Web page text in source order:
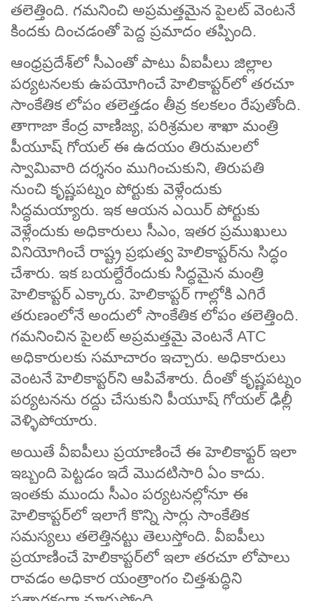
తలెత్తింది. గమనించి అప్రమత్తమైన పైలట్‌ వెంటనే
కిందకు దించడంతో పెద్ద ప్రమాదం తప్పింది.
ఆంధ్రప్రదేశ్‌లో సీఎంతో పాటు వీఐపీలు జిల్లాల
పర్యటనలకు ఉపయోగించే హెలికాప్టర్‌లో తరచూ
సాంకేతిక లోపం తలెత్తడం తీవ్ర కలకలం రేపుతోంది.
తాగాజా కేంద్ర వాణిజ్య, పరిశ్రమల శాఖా మంత్రి
పీయూష్ గోయల్ ఈ ఉదయం తిరుమలలో
స్వామివారి దర్శనం ముగించుకుని, తిరుపతి
నుంచి కృష్ణపట్నం పోర్టుకు వెళ్లేందుకు
సిద్ధమయ్యారు. ఇక ఆయన ఎయిర్‌ పోర్టుకు
వెళ్లేందుకు అధికారులు సీఎం, ఇతర ప్రముఖులు
వినియోగించే రాష్ట్ర ప్రభుత్వ హెలికాప్టర్‌ను సిద్ధం
చేశారు. ఇక బయల్దేరేందుకు సిద్ధమైన మంత్రి
హెలికాప్టర్ ఎక్కారు. హెలికాప్టర్‌ గాల్లోకి ఎగిరే
తరుణంలోనే అందులో సాంకేతిక లోపం తలెత్తింది.
గమనించిన పైలట్ అప్రమత్తమై వెంటనే ATC
అధికారులకు సమాచారం ఇచ్చారు. అధికారులు
వెంటనే హెలికాప్టర్‌ని ఆపివేశారు. దీంతో కృష్ణపట్నం
పర్యటనను రద్దు చేసుకుని పీయూష్ గోయల్ ఢిల్లీ
వెళ్ళిపోయారు.
అయితే వీఐపీలు ప్రయాణించే ఈ హెలికాఫ్టర్ ఇలా
ఇబ్బంది పెట్టడం ఇదే మొదటిసారి ఏం కాదు.
ఇంతకు ముందు సీఎం పర్యటనల్లోనూ ఈ
హెలికాప్టర్‌లో ఇలాగే కొన్ని సార్లు సాంకేతిక
సమస్యలు తలెత్తినట్టు తెలుస్తోంది. వీఐపీలు
ప్రయాణించే హెలికాప్టర్‌లో ఇలా తరచూ లోపాలు
రావడం అధికార యంత్రాంగం చిత్తశుద్ధిని